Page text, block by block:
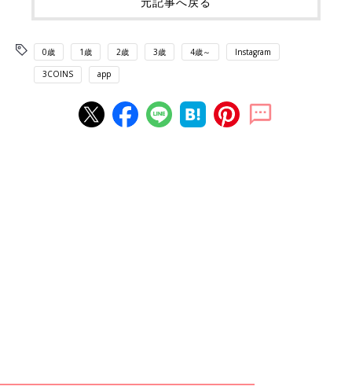
0歳 1歳 2歳 3歳 4歳～ Instagram
3COINS app